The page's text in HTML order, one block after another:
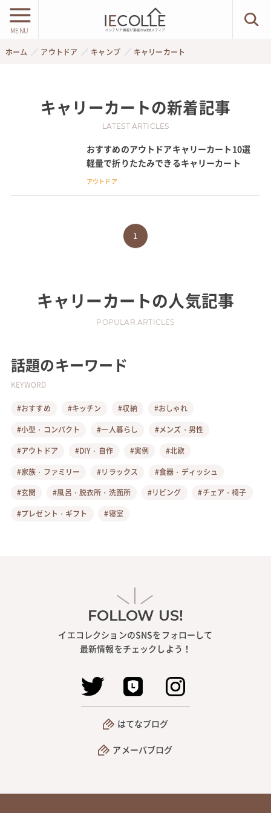
MENU
ホーム アウトドア キャンプ キャリーカート
キャリーカートの新着記事
LATEST ARTICLES
おすすめのアウトドアキャリーカート10選
軽量で折りたたみできるキャリーカート
アウトドア
1
キャリーカートの人気記事
POPULAR ARTICLES
話題のキーワード
KEYWORD
#おすすめ #キッチン #収納
#おしゃれ
#小型・コンパクト
#一人暮らし
#メンズ・男性
#アウトドア
#DIY・自作 #実例
#北欧
#家族・ファミリー
#リラックス
#食器・ディッシュ
#玄関
#風呂・脱衣所・洗面所 #リビング
#チェア・椅子
#プレゼント・ギフト
#寝室
FOLLOW US!
イエコレクションのSNSをフォローして
最新情報をチェックしよう！
はてなブログ
アメーバブログ